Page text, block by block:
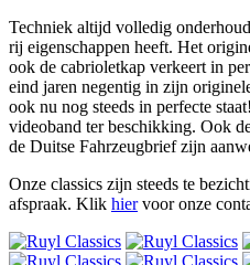
Techniek altijd volledig
rij eigenschappen heeft. Het
ook de cabrioletkap verkeert in
eind jaren negentig in zijn
ook nu nog steeds in perfecte
videoband ter beschikking. Ook
de Duitse Fahrzeugbrief zijn
Onze classics zijn steeds te
afspraak. Klik hiervoor onze